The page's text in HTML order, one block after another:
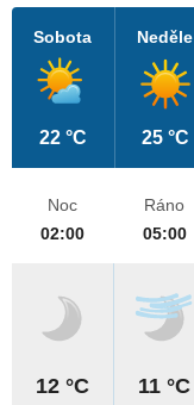
Sobota
22 °C
Neděle
25 °C
Noc
02:00
12 °C
Ráno
05:00
11 °C